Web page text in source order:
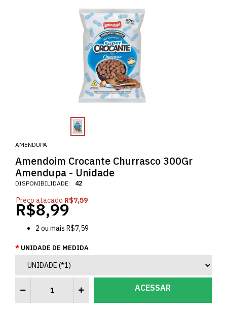
AMENDUPA
Amendoim Crocante Churrasco 300Gr
Amendupa - Unidade
DISPONIBILIDADE: 42
Preço atacado R$7,59
R$8,99
2 ou mais R$7,59
UNIDADE DE MEDIDA
ACESSAR